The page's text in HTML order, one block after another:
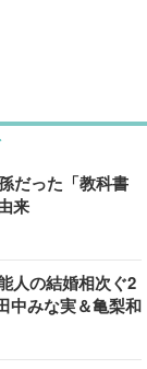
だった「教科書
来
人の結婚相次ぐ2
中みな実＆亀梨和